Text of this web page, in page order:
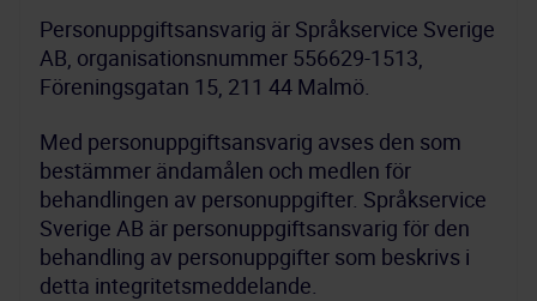
Personuppgiftsansvarig är Språkservice Sverige
AB, organisationsnummer 556629-1513,
Föreningsgatan 15, 211 44 Malmö.
Med personuppgiftsansvarig avses den som
bestämmer ändamålen och medlen för
behandlingen av personuppgifter. Språkservice
Sverige AB är personuppgiftsansvarig för den
behandling av personuppgifter som beskrivs i
detta integritetsmeddelande.